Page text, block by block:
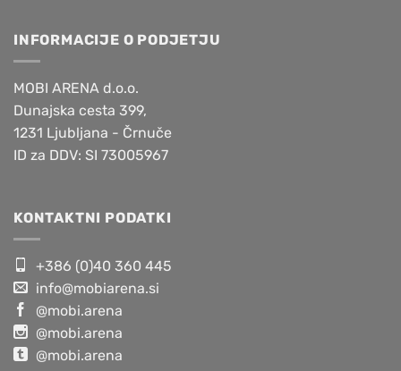
INFORMACIJE O PODJETJU
MOBI ARENA d.o.o.
Dunajska cesta 399,
1231 Ljubljana - Črnuče
ID za DDV: SI 73005967
KONTAKTNI PODATKI
+386 (0)40 360 445
info@mobiarena.si
@mobi.arena
@mobi.arena
@mobi.arena